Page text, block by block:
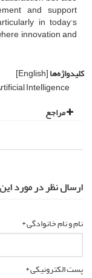
and support
in today’s
innovation and
کلیدواژه‌ها[English]
Intelligence
مراجع
ارسال نظر در مورد
نام و نام خانوادگی *
پست الکترونیکی *